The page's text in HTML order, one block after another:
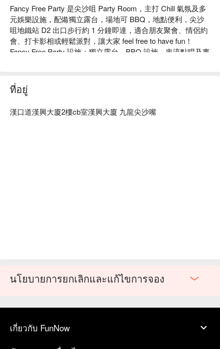
Fancy Free Party 是尖沙咀 Party Room，主打 Chill 氣氛及多
元娛樂設施，配備獨立露台，場地可 BBQ，地點便利，尖沙
咀地鐵站 D2 出口步行約 1 分鐘即達，適合朋友聚會、情侶約
會、打卡影相或輕鬆派對，讓大家 feel free to have fun！
Fancy Free Party 設施：獨立露台、BBQ 設施、串流點唱及專
Fancy Free Party 價格：5 小時 HKD 257  / 人起（需預訂 6 人
以上）
ที่อยู่
漢口道漢興大廈2樓cb室漢興大廈 九龍尖沙嘴
นโยบายการยกเลิกและแก้ไขการจอง
เกี่ยวกับ FunNow